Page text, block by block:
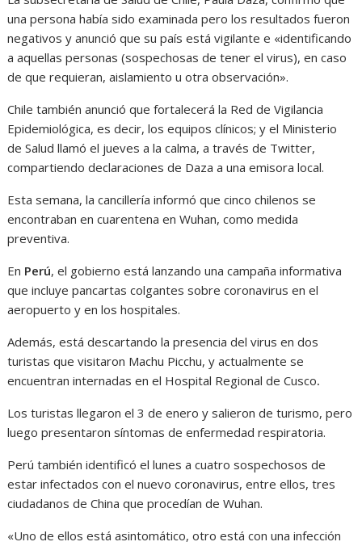
una persona había sido examinada pero los resultados fueron
negativos y anunció que su país está vigilante e «identificando
a aquellas personas (sospechosas de tener el virus), en caso
de que requieran, aislamiento u otra observación».
Chile también anunció que fortalecerá la Red de Vigilancia
Epidemiológica, es decir, los equipos clínicos; y el Ministerio
de Salud llamó el jueves a la calma, a través de Twitter,
compartiendo declaraciones de Daza a una emisora local.
Esta semana, la cancillería informó que cinco chilenos se
encontraban en cuarentena en Wuhan, como medida
preventiva.
En Perú, el gobierno está lanzando una campaña informativa
que incluye pancartas colgantes sobre coronavirus en el
aeropuerto y en los hospitales.
Además, está descartando la presencia del virus en dos
turistas que visitaron Machu Picchu, y actualmente se
encuentran internadas en el Hospital Regional de Cusco.
Los turistas llegaron el 3 de enero y salieron de turismo, pero
luego presentaron síntomas de enfermedad respiratoria.
Perú también identificó el lunes a cuatro sospechosos de
estar infectados con el nuevo coronavirus, entre ellos, tres
ciudadanos de China que procedían de Wuhan.
«Uno de ellos está asintomático, otro está con una infección